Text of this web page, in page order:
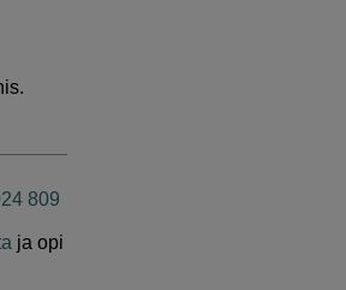
809
ja opi